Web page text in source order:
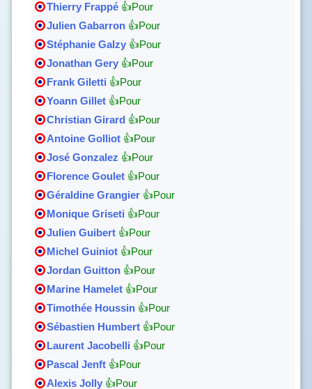
Thierry Frappé 👍Pour
Julien Gabarron 👍Pour
Stéphanie Galzy 👍Pour
Jonathan Gery 👍Pour
Frank Giletti 👍Pour
Yoann Gillet 👍Pour
Christian Girard 👍Pour
Antoine Golliot 👍Pour
José Gonzalez 👍Pour
Florence Goulet 👍Pour
Géraldine Grangier 👍Pour
Monique Griseti 👍Pour
Julien Guibert 👍Pour
Michel Guiniot 👍Pour
Jordan Guitton 👍Pour
Marine Hamelet 👍Pour
Timothée Houssin 👍Pour
Sébastien Humbert 👍Pour
Laurent Jacobelli 👍Pour
Pascal Jenft 👍Pour
Alexis Jolly 👍Pour